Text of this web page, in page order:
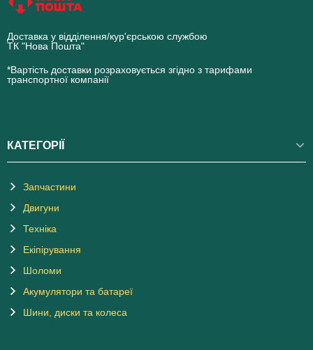
Доставка у відділення/кур'єрською службою
ТК "Нова Пошта"
*Вартість доставки розраховується згідно з тарифами
транспортної компанії
КАТЕГОРІЇ
Запчастини
Двигуни
Техніка
Екіпірування
Шоломи
Акумулятори та батареї
Шини, диски та колеса